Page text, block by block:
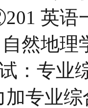
英语
然地理
：专业
专业